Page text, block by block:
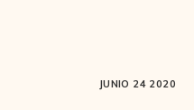
JUNIO 24 2020